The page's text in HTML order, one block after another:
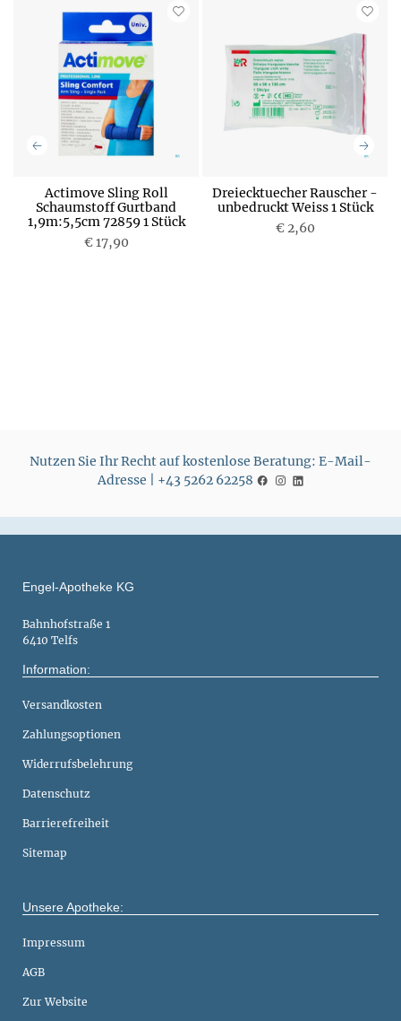
Actimove Sling Roll
Schaumstoff Gurtband
1,9m:5,5cm 72859 1 Stück
€ 17,90
Dreiecktuecher Rauscher -
unbedruckt Weiss 1 Stück
€ 2,60
Nutzen Sie Ihr Recht auf kostenlose Beratung: E-Mail-
Adresse | +43 5262 62258
Engel-Apotheke KG
Bahnhofstraße 1
6410 Telfs
Information:
Versandkosten
Zahlungsoptionen
Widerrufsbelehrung
Datenschutz
Barrierefreiheit
Sitemap
Unsere Apotheke:
Impressum
AGB
Zur Website